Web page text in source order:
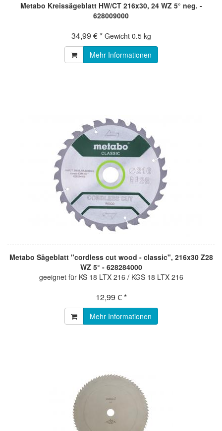
Metabo Kreissägeblatt HW/CT 216x30, 24 WZ 5° neg. -
628009000
34,99 € * Gewicht 0.5 kg
Mehr Informationen
Metabo Sägeblatt "cordless cut wood - classic", 216x30 Z28
WZ 5° - 628284000
geeignet für KS 18 LTX 216 / KGS 18 LTX 216
12,99 € *
Mehr Informationen